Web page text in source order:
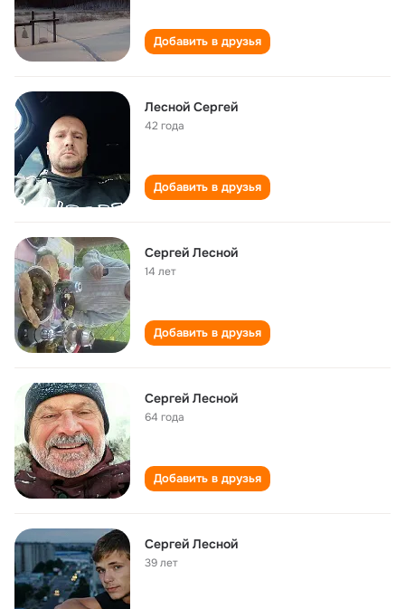
Добавить в друзья
Лесной Сергей
42 года
Добавить в друзья
Сергей Лесной
14 лет
Добавить в друзья
Сергей Лесной
64 года
Добавить в друзья
Сергей Лесной
39 лет